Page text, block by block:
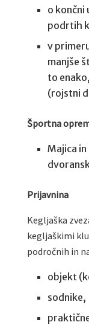
o končni
podrtih
v
manjše
to
(rojstni
Športna
Majica
Prijavnina
Kegljaška
kegljaškimi
področnih in
objekt
sodnike,